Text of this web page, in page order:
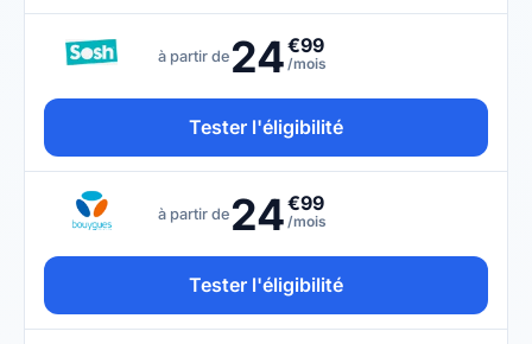
à partir de 24€99
/mois
Tester l'éligibilité
à partir de 24€99
/mois
Tester l'éligibilité